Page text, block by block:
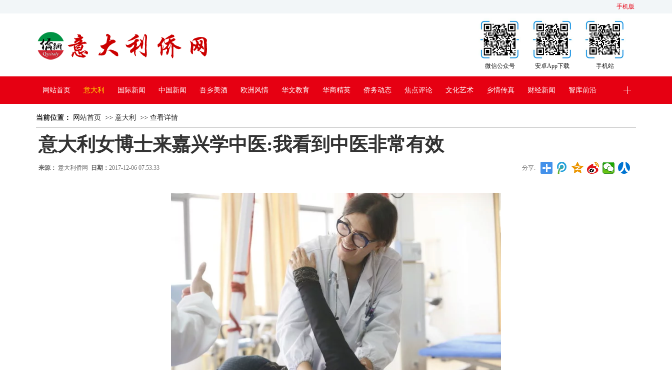
手机版
手机站
安卓App下载
微信公众号
网站首页 意大利 国际新闻 中国新闻 吾乡美酒 欧洲风情 华文教育 华商精英 侨务动态 焦点评论 文化艺术 乡情传真 财经新闻 智库前沿
中国电视
当前位置： 网站首页 >> 意大利 >> 查看详情
意大利女博士来嘉兴学中医:我看到中医非常有效
来源： 意大利侨网 日期： 2017-12-06 07:53:33 分享: